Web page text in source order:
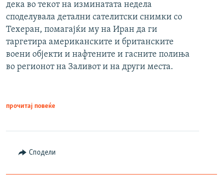
дека во текот на изминатата недела
споделувала детални сателитски снимки со
Техеран, помагајќи му на Иран да ги
таргетира американските и британските
воени објекти и нафтените и гасните полиња
во регионот на Заливот и на други места.
прочитај повеќе
Сподели